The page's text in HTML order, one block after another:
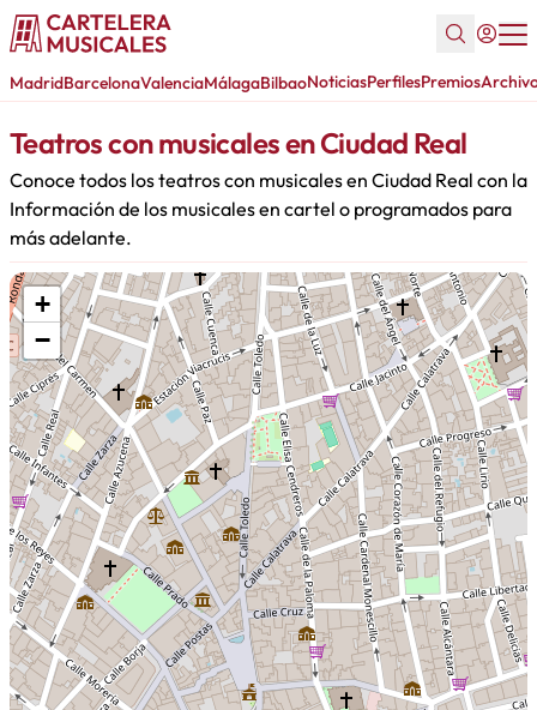
MadridBarcelonaValenciaMálagaBilbaoNoticiasPerfilesPremios
Teatros con musicales en Ciudad Real
Conoce todos los teatros con musicales en Ciudad Real con la
Información de los musicales en cartel o programados para
más adelante.
+
−